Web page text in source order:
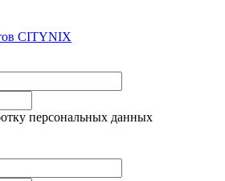
CITYNIX
персональных данных